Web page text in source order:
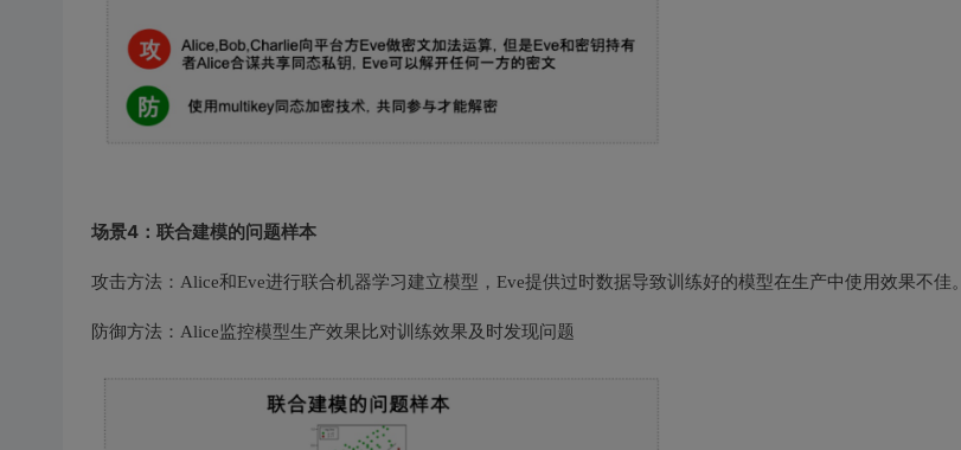
场景4：联合建模的问题样本
攻击方法：Alice和Eve进行联合机器学习建立模型，Eve提供过时数据导致训练好的模型在生产中使用效果不佳。
防御方法：Alice监控模型生产效果比对训练效果及时发现问题